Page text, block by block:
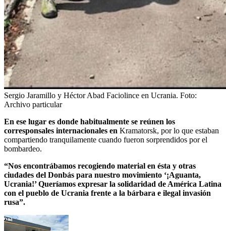
Sergio Jaramillo y Héctor Abad Faciolince en Ucrania. Foto:
Archivo particular
En ese lugar es donde habitualmente se reúnen los
corresponsales internacionales en Kramatorsk, por lo que estaban
compartiendo tranquilamente cuando fueron sorprendidos por el
bombardeo.
“Nos encontrábamos recogiendo material en ésta y otras
ciudades del Donbás para nuestro movimiento ‘¡Aguanta,
Ucrania!’ Queríamos expresar la solidaridad de América Latina
con el pueblo de Ucrania frente a la bárbara e ilegal invasión
rusa”.